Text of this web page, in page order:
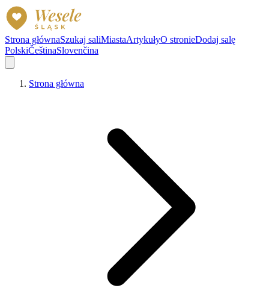
Strona głównaSzukaj saliMiastaArtykułyO stronieDodaj salę
PolskiČeštinaSlovenčina
Strona główna